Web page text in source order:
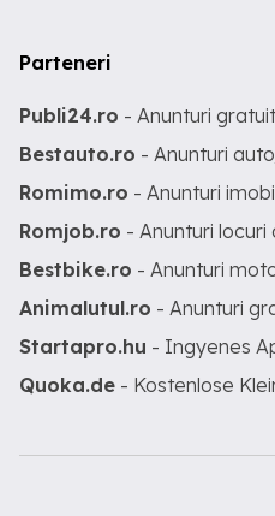
Parteneri
Publi24.ro - Anunturi
Bestauto.ro - Anunturi
Romimo.ro - Anunturi
Romjob.ro - Anunturi locuri
Bestbike.ro - Anunturi
Animalutul.ro - Anunturi
Startapro.hu - Ingyenes
Quoka.de - Kostenlose